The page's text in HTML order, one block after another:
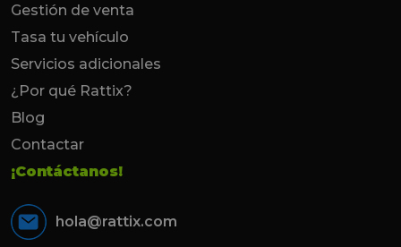
Gestión de venta
Tasa tu vehículo
Servicios adicionales
¿Por qué Rattix?
Blog
Contactar
¡Contáctanos!
hola@rattix.com